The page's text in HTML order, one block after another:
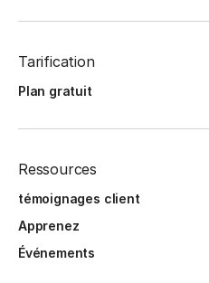
Tarification
Plan gratuit
Ressources
témoignages client
Apprenez
Événements